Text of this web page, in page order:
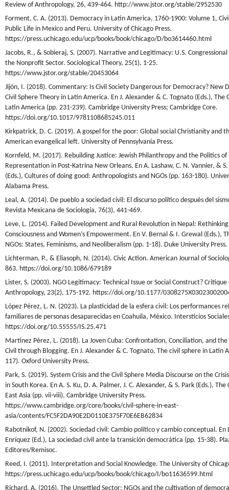
Review of Anthropology, 26, 439-464. http://www.jstor.org/stable/2952530
Forment, C. A. (2013). Democracy in Latin America, 1760-1900: Volume 1,
Public Life in Mexico and Peru. University of Chicago Press.
https://press.uchicago.edu/ucp/books/book/chicago/D/bo3614460.html
Jacobs, R., & Sobieraj, S. (2007). Narrative and Legitimacy: U.S.
the Nonprofit Sector. Sociological Theory, 25(1), 1-25.
https://www.jstor.org/stable/20453064
Jijón, I. (2018). Commentary: Is Civil Society Dangerous for Democracy? New
Civil Sphere Theory in Latin America. En J. Alexander & C. Tognato (Eds.), The
Latin America (pp. 231-239). Cambridge University Press; Cambridge Core.
https://doi.org/10.1017/9781108685245.011
Kirkpatrick, D. C. (2019). A gospel for the poor: Global social Christianity and
American evangelical left. University of Pennsylvania Press.
Kornfeld, M. (2017). Rebuilding Justice: Jewish Philanthropy and the Politics of
Representation in Post-Katrina New Orleans. En A. Lashaw, C. N. Vannier, & S.
(Eds.), Cultures of doing good: Anthropologists and NGOs (pp. 163-180).
Alabama Press.
Leal, A. (2014). De pueblo a sociedad civil: El discurso político después del
Revista Mexicana de Sociología, 76(3), 441-469.
Leve, L. (2014). Failed Development and Rural Revolution in Nepal:
Consciousness and Women’s Empowerment. En V. Bernal & I. Grewal (Eds.),
NGOs: States, Feminisms, and Neoliberalism (pp. 1-18). Duke University Press.
Lichterman, P., & Eliasoph, N. (2014). Civic Action. American Journal of
863. https://doi.org/10.1086/679189
Lister, S. (2003). NGO Legitimacy: Technical Issue or Social Construct? Critique
Anthropology, 23(2), 175-192. https://doi.org/10.1177/
López Pérez, L. N. (2023). La plasticidad de la esfera civil: Los performances
familiares de personas desaparecidas en Coahuila, México. Intersticios
https://doi.org/10.55555/IS.25.471
Martínez Pérez, L. (2018). La Joven Cuba: Confrontation, Conciliation, and
Civil through Blogging. En J. Alexander & C. Tognato, The civil sphere in Latin
117). Oxford University Press.
Park, S. (2019). System Crisis and the Civil Sphere Media Discourse on the
in South Korea. En A. S. Ku, D. A. Palmer, J. C. Alexander, & S. Park (Eds.), The
East Asia (pp. vii-viii). Cambridge University Press.
https://www.cambridge.org/core/books/civil-sphere-in-east-
asia/contents/FC5F2DA90E2D0110E375F70E6EB62834
Rabotnikof, N. (2002). Sociedad civil: Cambio político y cambio conceptual. En
Enríquez (Ed.), La sociedad civil ante la transición democrática (pp. 15-38).
Editores/Remisoc.
Reed, I. (2011). Interpretation and Social Knowledge. The University of
https://press.uchicago.edu/ucp/books/book/chicago/I/bo11636599.html
Richard, A. (2016). The Unsettled Sector: NGOs and the cultivation of